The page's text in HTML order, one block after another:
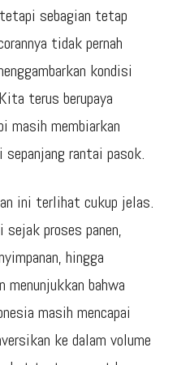
sebagian tetap
tidak pernah
kondisi
terus berupaya
masih membiarkan
rantai pasok.
ini terlihat cukup jelas.
proses panen,
hingga
bahwa
masih mencapai
ke dalam volume